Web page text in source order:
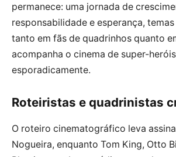
permanece: uma jornada de
responsabilidade e esperança,
tanto em fãs de quadrinhos quanto
acompanha o cinema de super-heróis
esporadicamente.
Roteiristas e quadrinistas
O roteiro cinematográfico leva
Nogueira, enquanto Tom King, Otto